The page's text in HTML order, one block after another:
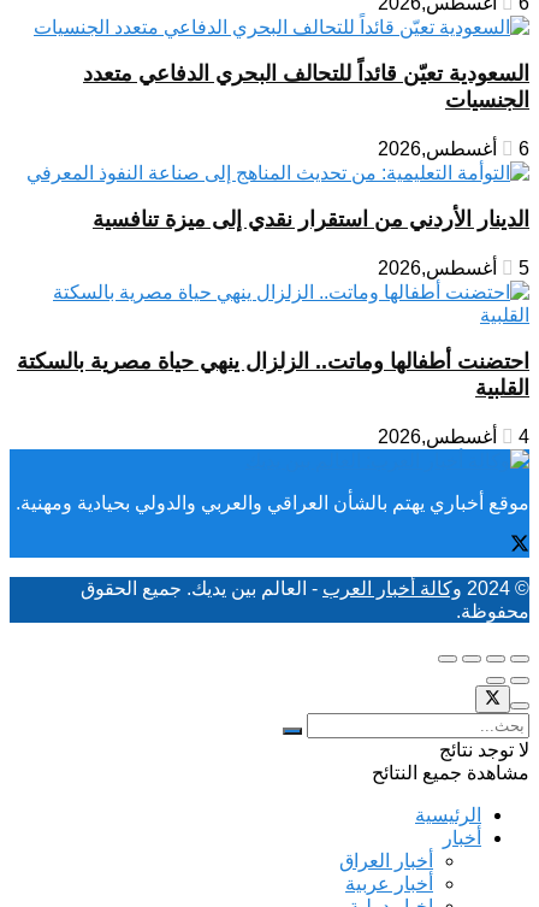
السعودية تعيّن قائداً للتحالف البحري الدفاعي متعدد
الجنسيات
6 أغسطس,2026
الدينار الأردني من استقرار نقدي إلى ميزة تنافسية
5 أغسطس,2026
احتضنت أطفالها وماتت.. الزلزال ينهي حياة مصرية بالسكتة
القلبية
4 أغسطس,2026
موقع أخباري يهتم بالشأن العراقي والعربي والدولي بحيادية ومهنية.
© 2024 وكالة أخبار العرب - العالم بين يديك. جميع الحقوق
محفوظة.
لا توجد نتائج
مشاهدة جميع النتائح
الرئيسية
أخبار
أخبار العراق
أخبار عربية